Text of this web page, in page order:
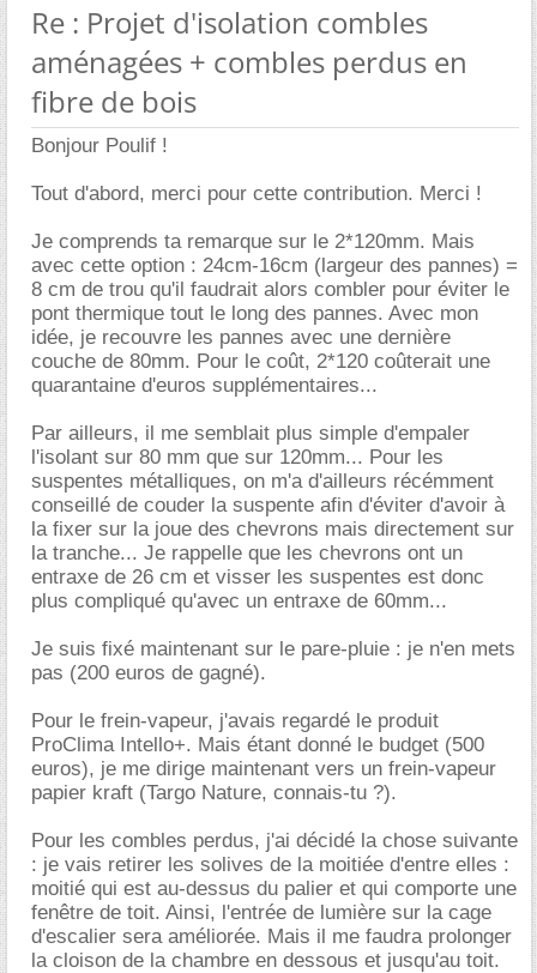
Re : Projet d'isolation combles
aménagées + combles perdus en
fibre de bois
Bonjour Poulif !
Tout d'abord, merci pour cette contribution. Merci !
Je comprends ta remarque sur le 2*120mm. Mais
avec cette option : 24cm-16cm (largeur des pannes) =
8 cm de trou qu'il faudrait alors combler pour éviter le
pont thermique tout le long des pannes. Avec mon
idée, je recouvre les pannes avec une dernière
couche de 80mm. Pour le coût, 2*120 coûterait une
quarantaine d'euros supplémentaires...
Par ailleurs, il me semblait plus simple d'empaler
l'isolant sur 80 mm que sur 120mm... Pour les
suspentes métalliques, on m'a d'ailleurs récémment
conseillé de couder la suspente afin d'éviter d'avoir à
la fixer sur la joue des chevrons mais directement sur
la tranche... Je rappelle que les chevrons ont un
entraxe de 26 cm et visser les suspentes est donc
plus compliqué qu'avec un entraxe de 60mm...
Je suis fixé maintenant sur le pare-pluie : je n'en mets
pas (200 euros de gagné).
Pour le frein-vapeur, j'avais regardé le produit
ProClima Intello+. Mais étant donné le budget (500
euros), je me dirige maintenant vers un frein-vapeur
papier kraft (Targo Nature, connais-tu ?).
Pour les combles perdus, j'ai décidé la chose suivante
: je vais retirer les solives de la moitiée d'entre elles :
moitié qui est au-dessus du palier et qui comporte une
fenêtre de toit. Ainsi, l'entrée de lumière sur la cage
d'escalier sera améliorée. Mais il me faudra prolonger
la cloison de la chambre en dessous et jusqu'au toit.